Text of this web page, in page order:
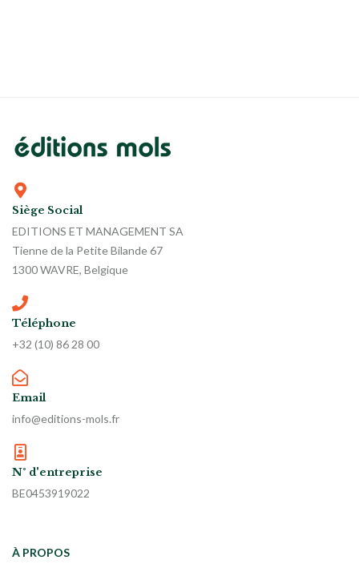
Siège Social
EDITIONS ET MANAGEMENT SA
Tienne de la Petite Bilande 67
1300 WAVRE, Belgique
Téléphone
+32 (10) 86 28 00
Email
info@editions-mols.fr
N° d'entreprise
BE0453919022
À PROPOS